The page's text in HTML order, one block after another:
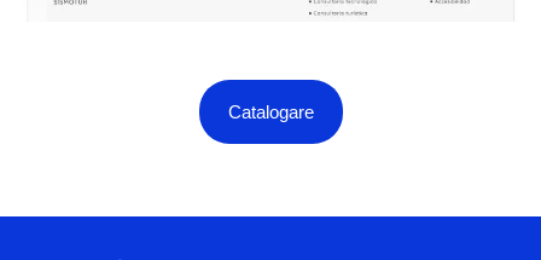
Catalogare